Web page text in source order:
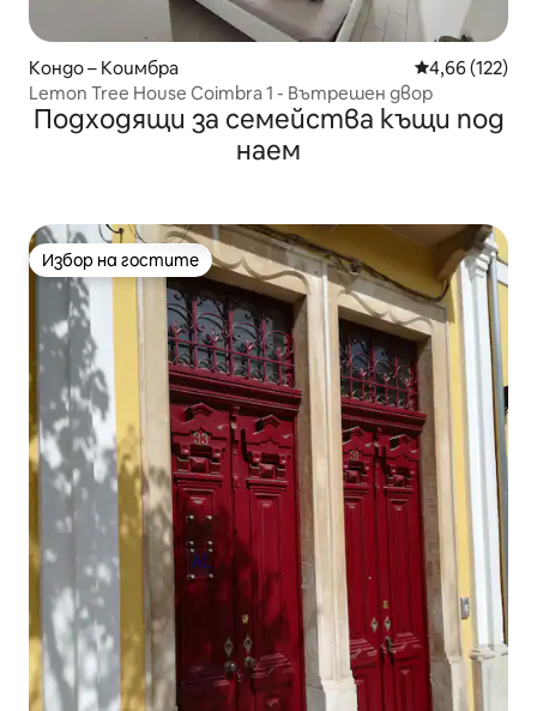
Кондо – Коимбра Средна
4,66 (122)
Lemon Tree House Coimbra 1 - Вътрешен двор
Подходящи за семейства къщи под
наем
Избор на гостите
Избор на гостите